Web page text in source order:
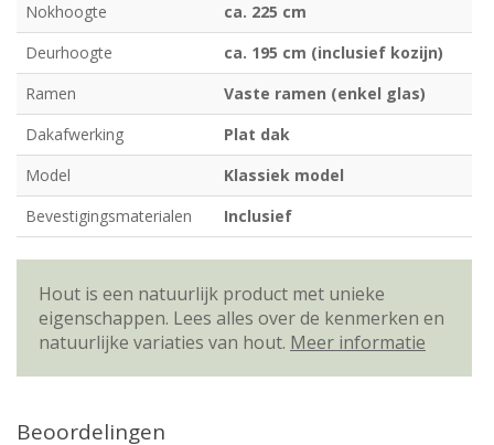
Nokhoogte
ca. 225 cm
Deurhoogte
ca. 195 cm (inclusief kozijn)
Ramen
Vaste ramen (enkel glas)
Dakafwerking
Plat dak
Model
Klassiek model
Bevestigingsmaterialen
Inclusief
Hout is een natuurlijk product met unieke
eigenschappen. Lees alles over de kenmerken en
natuurlijke variaties van hout. Meer informatie
Beoordelingen